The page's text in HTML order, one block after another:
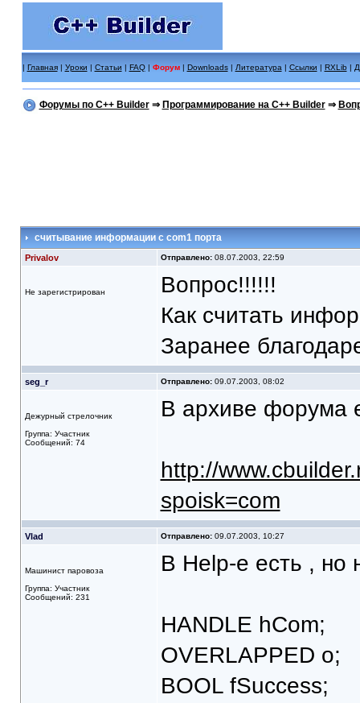
| Главная| Уроки | Статьи | FAQ| Форум | Downloads| Литература | Ссылки | RXLib |
Форумы по C++ Builder⇒ Программирование на C++ Builder⇒
считывание информации с com1 порта
Privalov Отправлено:08.07.2003, 22:59
Не зарегистрирован
Вопрос!!!!!!
Как считать
Заранее
seg_r Отправлено:09.07.2003, 08:02
Дежурный стрелочник
Группа: Участник
Сообщений: 74
В архиве форума
http://
spoisk=com
Vlad Отправлено:09.07.2003, 10:27
Машинист паровоза
Группа: Участник
Сообщений: 231
В Help-е есть , но
HANDLE hCom;
OVERLAPPED o;
BOOL fSuccess;